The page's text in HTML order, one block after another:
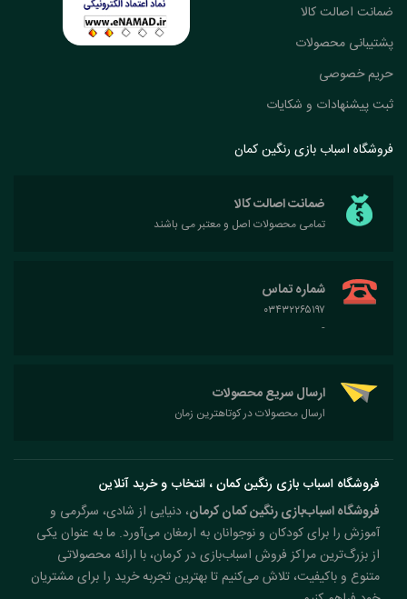
ضمانت اصالت کالا
پشتیبانی محصولات
حریم خصوصی
ثبت پیشنهادات و شکایات
فروشگاه اسباب بازی رنگین کمان
ضمانت اصالت کالا
تمامی محصولات اصل و معتبر می باشند
شماره تماس
۰۳۴۳۲۲۶۵۱۹۷
-
ارسال سریع محصولات
ارسال محصولات در کوتاهترین زمان
فروشگاه اسباب بازی رنگین کمان ، انتخاب و خرید آنلاین
فروشگاه اسباب‌بازی رنگین کمان کرمان، دنیایی از شادی، سرگرمی و
آموزش را برای کودکان و نوجوانان به ارمغان می‌آورد. ما به عنوان یکی
از بزرگ‌ترین مراکز فروش اسباب‌بازی در کرمان، با ارائه محصولاتی
متنوع و باکیفیت، تلاش می‌کنیم تا بهترین تجربه خرید را برای مشتریان